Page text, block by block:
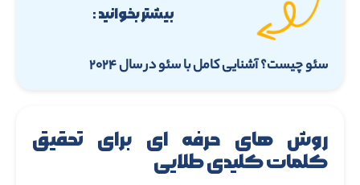
بیشتر بخوانید :
سئو چیست؟ آشنایی کامل با سئو در سال ۲۰۲۴
روش های حرفه ای برای تحقیق
کلمات کلیدی طلایی